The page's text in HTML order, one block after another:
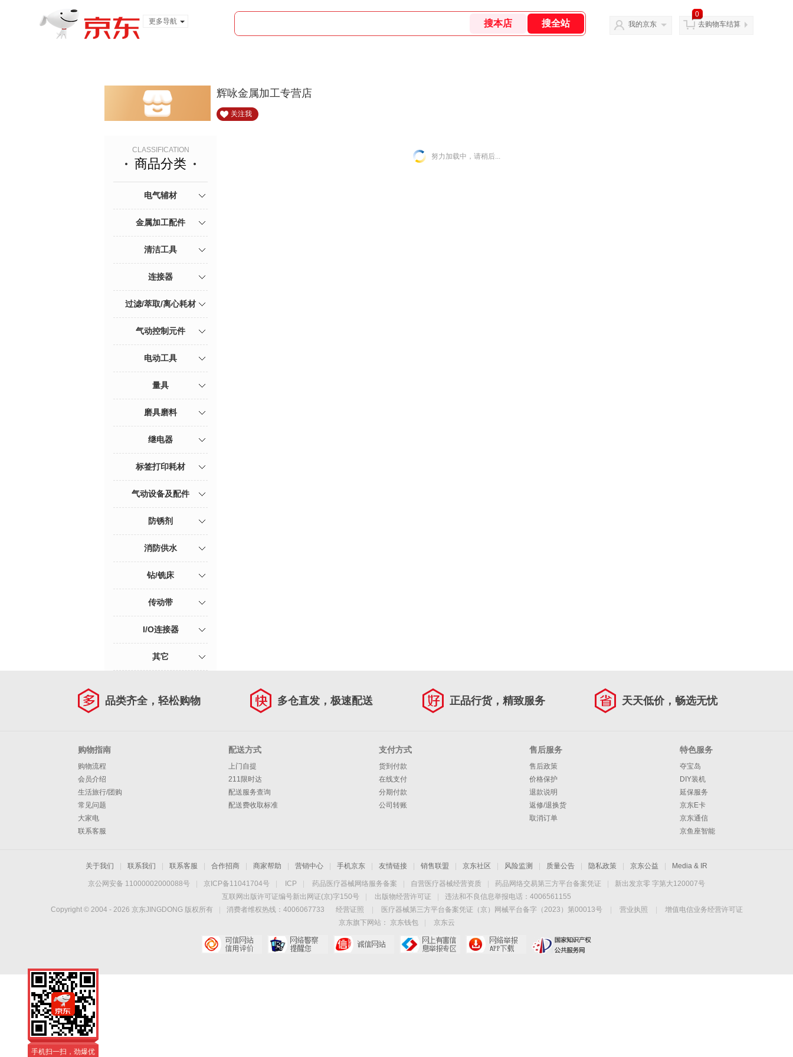
更多导航
我的京东
0
去购物车结算
辉咏金属加工专营店
关注我
CLASSIFICATION
商品分类
电气辅材
金属加工配件
清洁工具
连接器
过滤/萃取/离心耗材
气动控制元件
电动工具
量具
磨具磨料
继电器
标签打印耗材
气动设备及配件
防锈剂
消防供水
钻/铣床
传动带
I/O连接器
其它
努力加载中，请稍后...
品类齐全，轻松购物 多仓直发，极速配送 正品行货，精致服务 天天低价，畅选无忧
购物指南
购物流程
会员介绍
生活旅行/团购
常见问题
大家电
联系客服
配送方式
上门自提
211限时达
配送服务查询
配送费收取标准
支付方式
货到付款
在线支付
分期付款
公司转账
售后服务
售后政策
价格保护
退款说明
返修/退换货
取消订单
特色服务
夺宝岛
DIY装机
延保服务
京东E卡
京东通信
京鱼座智能
关于我们 联系我们 联系客服 合作招商 商家帮助 营销中心 手机京东 友情链接 销售联盟 京东社区 风险监测 质量公告 隐私政策 京东公益 Media & IR
京公网安备 11000002000088号 京ICP备11041704号 ICP 药品医疗器械网络服务备案 自营医疗器械经营资质 药品网络交易第三方平台备案凭证
新出发京零 字第大120007号
互联网出版许可证编号新出网证(京)字150号
出版物经营许可证
违法和不良信息举报电话：4006561155
Copyright © 2004 - 2026 京东JINGDONG 版权所有 消费者维权热线：4006067733 经营证照 医疗器械第三方平台备案凭证（京）网械平台备字（2023）第00013号 营业执照
增值电信业务经营许可证
京东旗下网站：
京东钱包 京东云
手机扫一扫，劲爆优
惠触手可得！
手机扫一扫，劲爆优